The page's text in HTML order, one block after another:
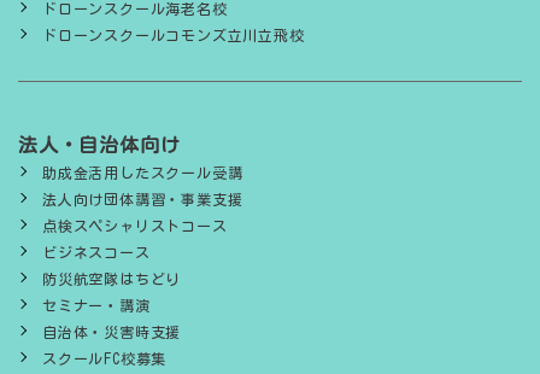
ドローンスクール海老名校
ドローンスクールコモンズ立川立飛校
法人・自治体向け
助成金活用したスクール受講
法人向け団体講習・事業支援
点検スペシャリストコース
ビジネスコース
防災航空隊はちどり
セミナー・講演
自治体・災害時支援
スクールFC校募集